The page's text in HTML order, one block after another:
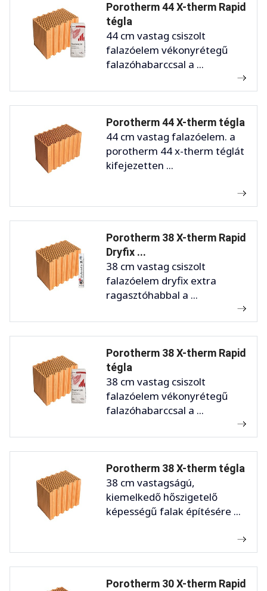
Porotherm 44 X-therm Rapid
tégla
44 cm vastag csiszolt
falazóelem vékonyrétegű
falazóhabarccsal a ...
Porotherm 44 X-therm tégla
44 cm vastag falazóelem. a
porotherm 44 x-therm téglát
kifejezetten ...
Porotherm 38 X-therm Rapid
Dryfix ...
38 cm vastag csiszolt
falazóelem dryfix extra
ragasztóhabbal a ...
Porotherm 38 X-therm Rapid
tégla
38 cm vastag csiszolt
falazóelem vékonyrétegű
falazóhabarccsal a ...
Porotherm 38 X-therm tégla
38 cm vastagságú,
kiemelkedő hőszigetelő
képességű falak építésére ...
Porotherm 30 X-therm Rapid